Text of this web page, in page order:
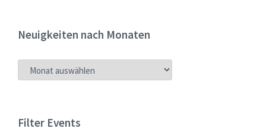
Neuigkeiten nach Monaten
NEUIGKEITEN
NACH
Filter Events